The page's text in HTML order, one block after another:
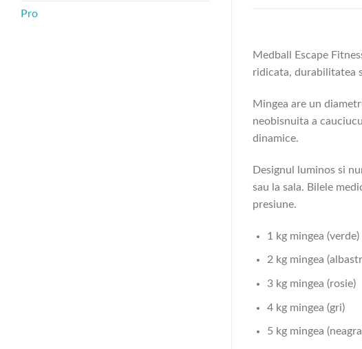
Pro
Medball Escape
ridicata, durabilitatea
Mingea are un
neobisnuita a
dinamice.
Designul luminos si
sau la sala. Bilele
presiune.
1 kg mingea (verde)
2 kg mingea
3 kg mingea (rosie)
4 kg mingea (gri)
5 kg mingea